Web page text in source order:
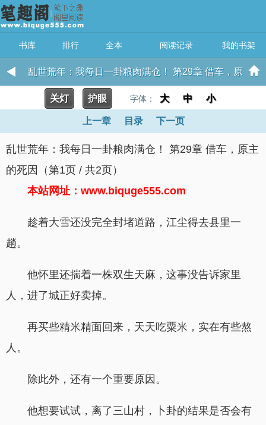
书库 排行 全本 阅读记录 我的书架
乱世荒年：我每日一卦粮肉满仓！ 第29章 借车，原
主的死因
关灯 护眼 字体： 大 中 小
上一章 目录 下一页
乱世荒年：我每日一卦粮肉满仓！ 第29章 借车，原主
的死因（第1页 / 共2页）
本站网址：www.biquge555.com
趁着大雪还没完全封堵道路，江尘得去县里一
趟。
他怀里还揣着一株双生天麻，这事没告诉家里
人，进了城正好卖掉。
再买些精米精面回来，天天吃粟米，实在有些熬
人。
除此外，还有一个重要原因。
他想要试试，离了三山村，卜卦的结果是否会有